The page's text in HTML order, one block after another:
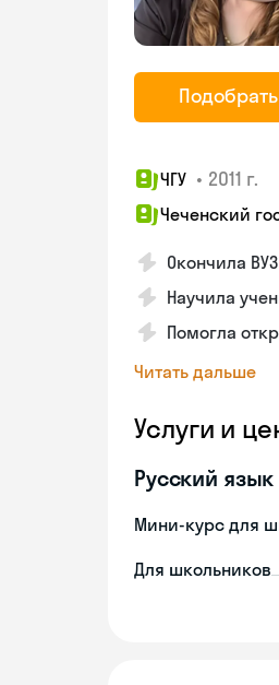
ЧГУ • 2011 г.
Чеченский
Окончила
Научила
Помогла
Читать дальше
Услуги и
Русский язык
Мини-курс для
Для школьников